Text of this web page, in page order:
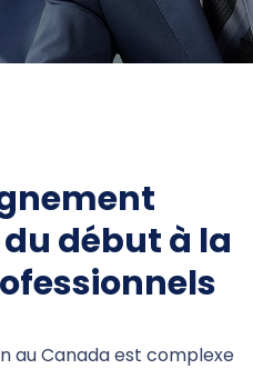
début à la
au Canada est complexe